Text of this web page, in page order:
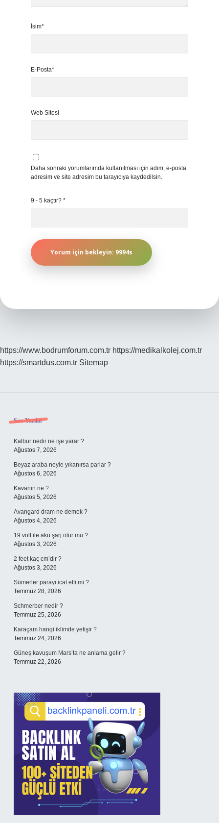
İsim*
E-Posta*
Web Sitesi
Daha sonraki yorumlarımda kullanılması için adım, e-posta
adresim ve site adresim bu tarayıcıya kaydedilsin.
9 - 5 kaçtır? *
https://www.bodrumforum.com.tr https://medikalkolej.com.tr
https://smartdus.com.tr Sitemap
Sidebar
Son Yazılar
Kalbur nedir ne işe yarar ?
Ağustos 7, 2026
Beyaz araba neyle yıkanırsa parlar ?
Ağustos 6, 2026
Kavanin ne ?
Ağustos 5, 2026
Avangard dram ne demek ?
Ağustos 4, 2026
19 volt ile akü şarj olur mu ?
Ağustos 3, 2026
2 feet kaç cm’dir ?
Ağustos 3, 2026
Sümerler parayı icat etti mi ?
Temmuz 28, 2026
Schmerber nedir ?
Temmuz 25, 2026
Karaçam hangi iklimde yetişir ?
Temmuz 24, 2026
Güneş kavuşum Mars’ta ne anlama gelir ?
Temmuz 22, 2026